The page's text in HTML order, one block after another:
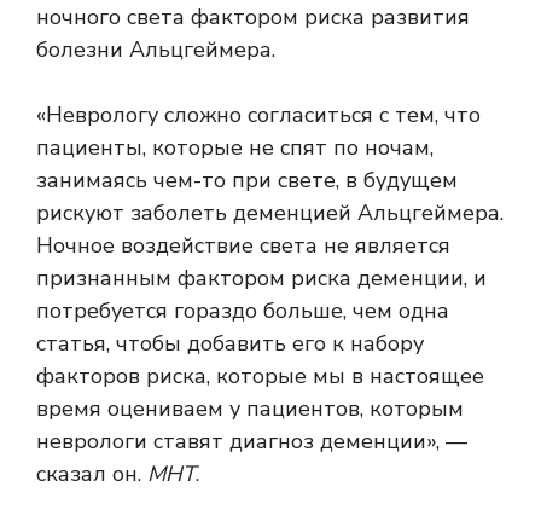
ночного света фактором риска развития
болезни Альцгеймера.
«Неврологу сложно согласиться с тем, что
пациенты, которые не спят по ночам,
занимаясь чем-то при свете, в будущем
рискуют заболеть деменцией Альцгеймера.
Ночное воздействие света не является
признанным фактором риска деменции, и
потребуется гораздо больше, чем одна
статья, чтобы добавить его к набору
факторов риска, которые мы в настоящее
время оцениваем у пациентов, которым
неврологи ставят диагноз деменции», —
сказал он. МНТ.